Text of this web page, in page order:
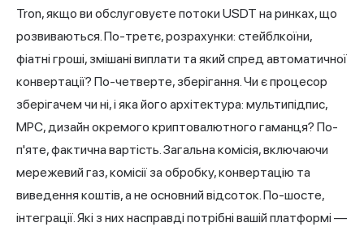
Tron, якщо ви обслуговуєте потоки USDT на ринках, що
розвиваються. По-третє, розрахунки: стейблкоїни,
фіатні гроші, змішані виплати та який спред автоматичної
конвертації? По-четверте, зберігання. Чи є процесор
зберігачем чи ні, і яка його архітектура: мультипідпис,
MPC, дизайн окремого криптовалютного гаманця? По-
п'яте, фактична вартість. Загальна комісія, включаючи
мережевий газ, комісії за обробку, конвертацію та
виведення коштів, а не основний відсоток. По-шосте,
інтеграції. Які з них насправді потрібні вашій платформі —